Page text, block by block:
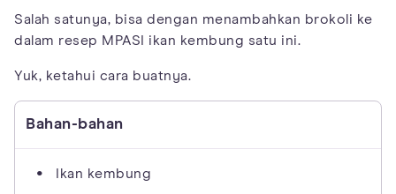
Salah satunya, bisa dengan menambahkan brokoli ke
dalam resep MPASI ikan kembung satu ini.
Yuk, ketahui cara buatnya.
Bahan-bahan
Ikan kembung